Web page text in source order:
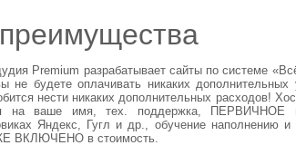
Premium разрабатывает сайты по системе
не будете оплачивать никаких
нести никаких дополнительных расходов!
на ваше имя, тех. поддержка, ПЕРВИЧНОЕ
Яндекс, Гугл и др., обучение наполнению
ВКЛЮЧЕНО в стоимость.